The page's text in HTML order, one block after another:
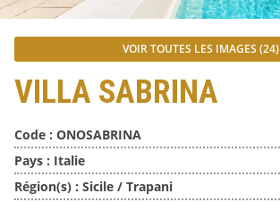
VOIR TOUTES LES IMAGES (24)
VILLA SABRINA
Code : ONOSABRINA
Pays : Italie
Région(s) : Sicile / Trapani